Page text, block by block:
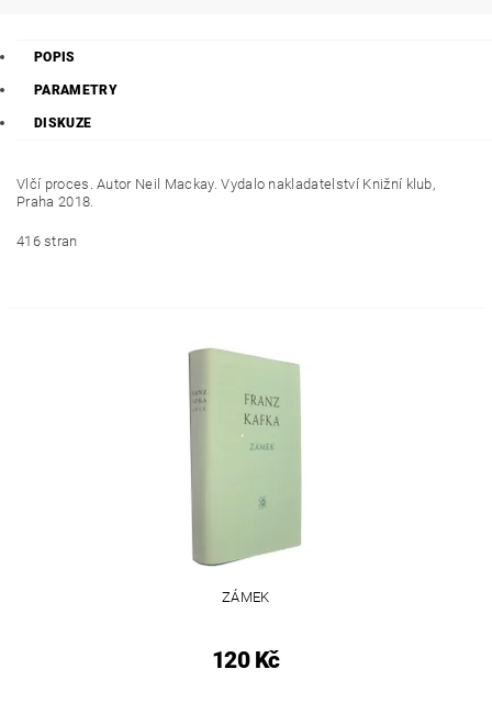
POPIS
PARAMETRY
DISKUZE
Vlčí proces. Autor Neil Mackay. Vydalo nakladatelství Knižní klub,
Praha 2018.
416 stran
ZÁMEK
120 Kč